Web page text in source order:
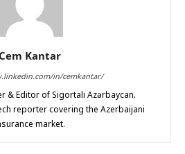
Kantar
in/cemkantar/
& Editor of Sigortalı Azərbaycan.
reporter covering the Azerbaijani
market.